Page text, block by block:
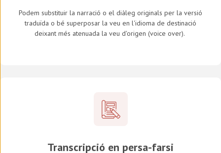
Podem substituir la narració o el diàleg originals per la versió
traduïda o bé superposar la veu en l'idioma de destinació
deixant més atenuada la veu d'origen (voice over).
Transcripció en persa-farsi